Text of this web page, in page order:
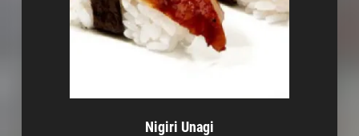
Nigiri Unagi